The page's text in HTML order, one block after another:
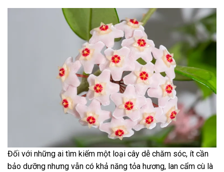
Đối với những ai tìm kiếm một loại cây dễ chăm sóc, ít cần
bảo dưỡng nhưng vẫn có khả năng tỏa hương, lan cẩm cù là